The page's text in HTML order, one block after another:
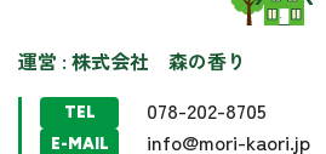
運営 : 株式会社 森の香り
TEL 078-202-8705
E-MAIL info@mori-kaori.jp